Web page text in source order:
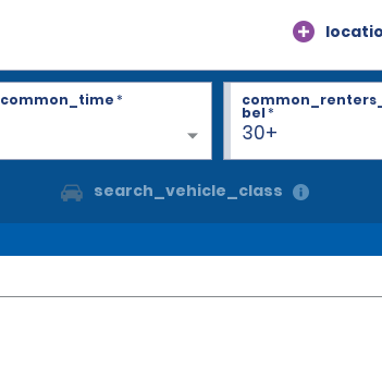
common_time*
30+
bel*
search_vehicle_class